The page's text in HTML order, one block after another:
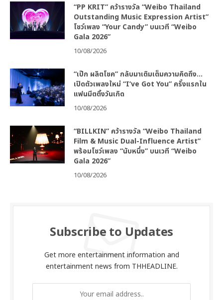
“PP KRIT” คว้ารางวัล “Weibo Thailand
Outstanding Music Expression Artist”
โชว์เพลง “Your Candy” บนเวที “Weibo
Gala 2026”
10/08/2026
“เป๊ก ผลิตโชค” กลับมาเติมเต็มความคิดถึง…
เปิดตัวเพลงใหม่ “I’ve Got You” ครั้งแรกใน
แฟนมีตติ้งวันเกิด
10/08/2026
“BILLKIN” คว้ารางวัล “Weibo Thailand
Film & Music Dual-Influence Artist”
พร้อมโชว์เพลง “นับหนึ่ง” บนเวที “Weibo
Gala 2026”
10/08/2026
Subscribe to Updates
Get more entertainment information and
entertainment news from THHEADLINE.